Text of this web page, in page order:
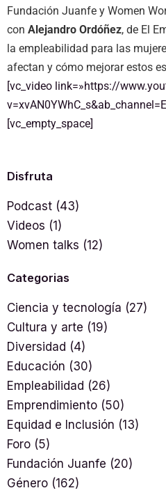
Fundación Juanfe y Women
con Alejandro Ordóñez, de El
la empleabilidad para las
afectan y cómo mejorar estos
[vc_video link=»https://
[vc_empty_space]
Disfruta
Podcast (43)
Videos (1)
Women talks (12)
Categorias
Ciencia y tecnología (27)
Cultura y arte (19)
Diversidad (4)
Educación (30)
Empleabilidad (26)
Emprendimiento (50)
Equidad e Inclusión (13)
Foro (5)
Fundación Juanfe (20)
Género (162)